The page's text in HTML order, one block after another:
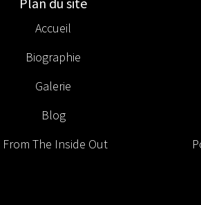
Accueil
Biographie
Galerie
Blog
From The Inside Out